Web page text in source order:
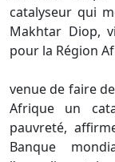
catalyseur qui
Makhtar Diop,
pour la Région
venue de faire
Afrique un
pauvreté,
Banque